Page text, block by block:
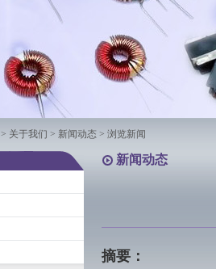
> 关于我们 > 新闻动态 > 浏览新闻
新闻动态
摘要：